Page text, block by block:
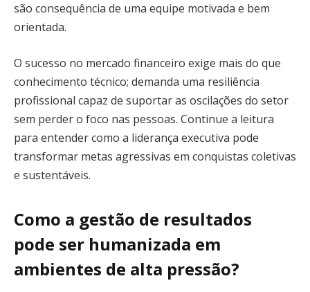
são consequência de uma equipe motivada e bem
orientada.
O sucesso no mercado financeiro exige mais do que
conhecimento técnico; demanda uma resiliência
profissional capaz de suportar as oscilações do setor
sem perder o foco nas pessoas. Continue a leitura
para entender como a liderança executiva pode
transformar metas agressivas em conquistas coletivas
e sustentáveis.
Como a gestão de resultados
pode ser humanizada em
ambientes de alta pressão?